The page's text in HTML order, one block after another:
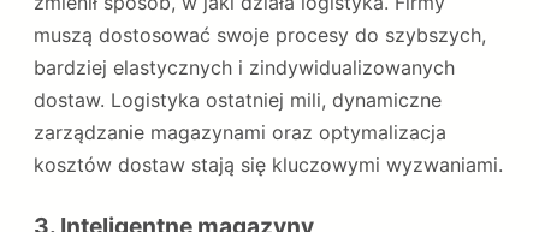
muszą dostosować swoje procesy do szybszych,
bardziej elastycznych i zindywidualizowanych
dostaw. Logistyka ostatniej mili, dynamiczne
zarządzanie magazynami oraz optymalizacja
kosztów dostaw stają się kluczowymi wyzwaniami.
3. Inteligentne magazyny